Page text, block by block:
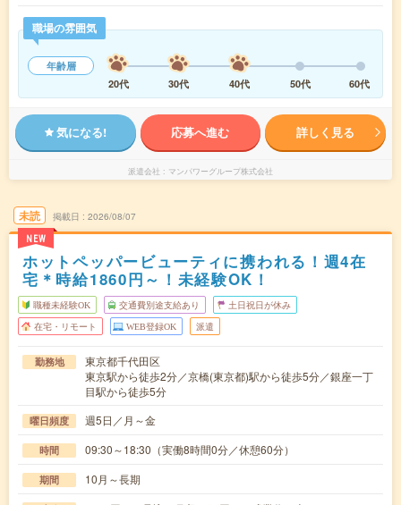
職場の雰囲気
年齢層
20代
30代 40代 50代 60代
気になる! 応募へ進む 詳しく見る
派遣会社 マンパワーグループ株式会社
未読
NEW
掲載日 2026/08/07
ホットペッパービューティに携われる！週4在
宅＊時給1860円～！未経験OK！
職種未経験OK 交通費別途支給あり 土日祝日が休み
在宅・リモート WEB登録OK 派遣
勤務地
東京都千代田区
東京駅から徒歩2分／京橋(東京都)駅から徒歩5分／銀座一丁
目駅から徒歩5分
曜日頻度 週5日／月～金
時間 09:30～18:30（実働8時間0分／休憩60分）
期間 10月～長期